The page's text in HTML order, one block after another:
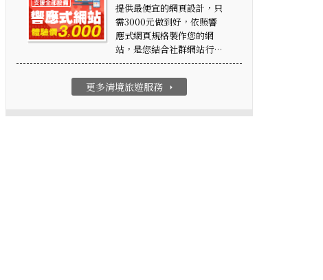
提供最便宜的網頁設計，只
需3000元做到好，依照響
應式網頁規格製作您的網
站，是您結合社群網站行…
更多清境旅遊服務 arrow_right